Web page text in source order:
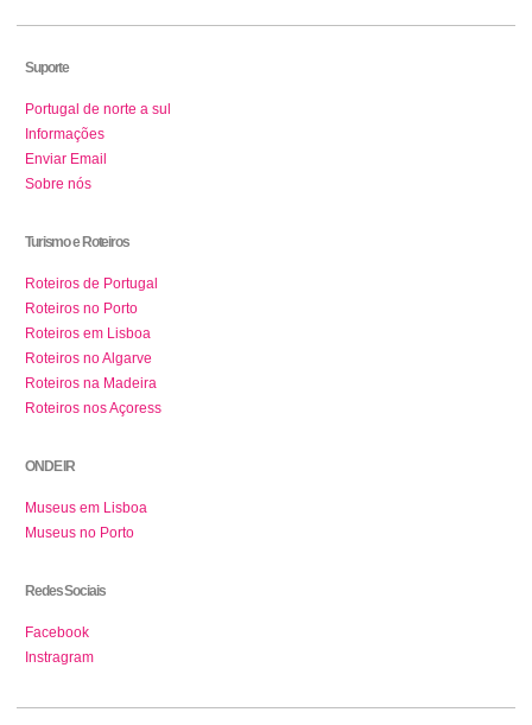
Suporte
Portugal de norte a sul
Informações
Enviar Email
Sobre nós
Turismo e Roteiros
Roteiros de Portugal
Roteiros no Porto
Roteiros em Lisboa
Roteiros no Algarve
Roteiros na Madeira
Roteiros nos Açoress
ONDE IR
Museus em Lisboa
Museus no Porto
Redes Sociais
Facebook
Instragram